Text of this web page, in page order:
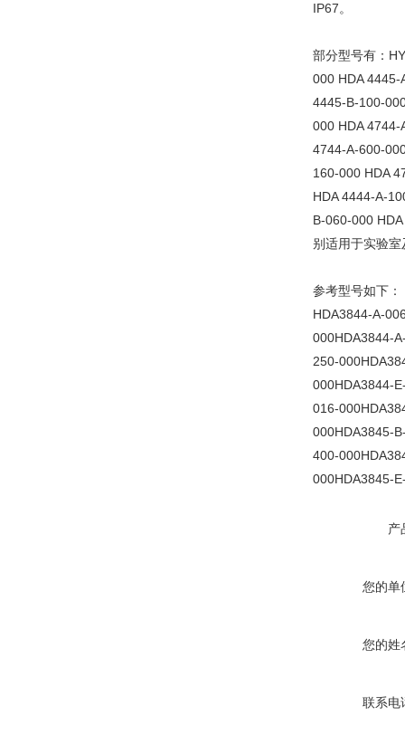
IP67。
部分型号有：
000 HDA 4445-
4445-B-100-
000 HDA 4744-
4744-A-600-
160-000 HDA
HDA 4444-A-
B-060-000
别适用于实验
参考型号如下：
HDA3844-A-
000HDA3844-
250-
000HDA3844-
016-
000HDA3845-
400-
000HDA3845-
产
您的单
您的姓
联系电